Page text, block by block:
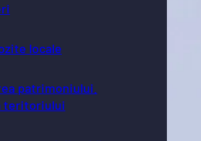
locale
patrimoniului.
teritoriului